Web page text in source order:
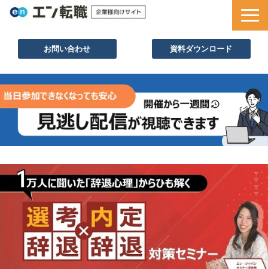
お問い合わせ 資料ダウンロード
採用ノウハウ
採用事例
お役立ち資料